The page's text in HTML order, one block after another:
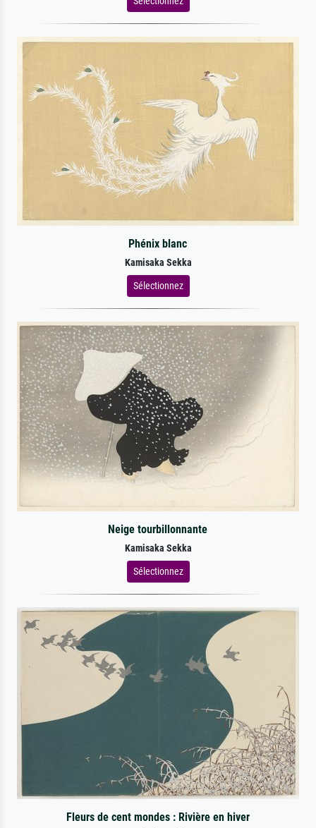
Phénix blanc
Kamisaka Sekka
Sélectionnez
Neige tourbillonnante
Kamisaka Sekka
Sélectionnez
Fleurs de cent mondes : Rivière en hiver